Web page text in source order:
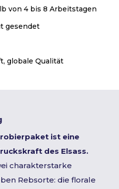
von 4 bis 8 Arbeitstagen
gesendet
globale Qualität
ist eine
des Elsass.
charakterstarke
Rebsorte: die florale